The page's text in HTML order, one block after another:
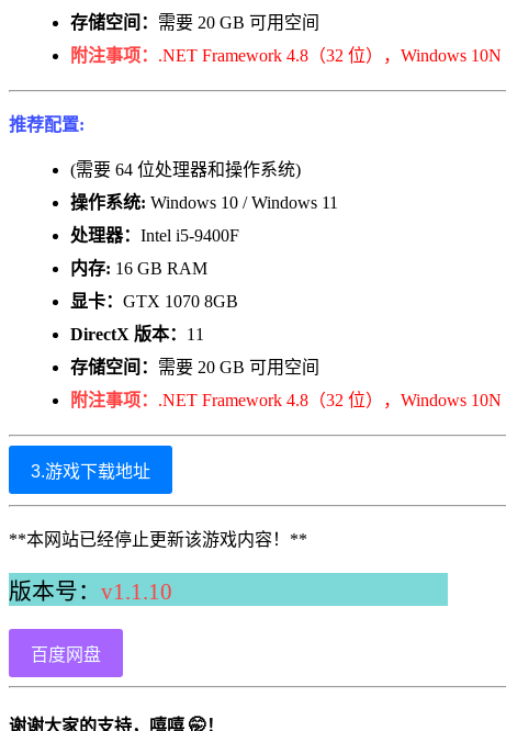
存储空间： 需要 20 GB 可用空间
附注事项： .NET Framework 4.8（32 位），Windows
推荐配置:
(需要 64 位处理器和操作系统)
操作系统: Windows 10 / Windows 11
处理器： Intel i5-9400F
内存: 16 GB RAM
显卡： GTX 1070 8GB
DirectX 版本： 11
存储空间： 需要 20 GB 可用空间
附注事项： .NET Framework 4.8（32 位），Windows
3.游戏下载地址
**本网站已经停止更新该游戏内容！**
版本号： v1.1.10
百度网盘
谢谢大家的支持，嘻嘻 🤭！